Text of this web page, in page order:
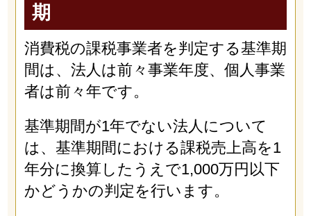
期
消費税の課税事業者を判定する基準期
間は、法人は前々事業年度、個人事業
者は前々年です。
基準期間が1年でない法人について
は、基準期間における課税売上高を1
年分に換算したうえで1,000万円以下
かどうかの判定を行います。